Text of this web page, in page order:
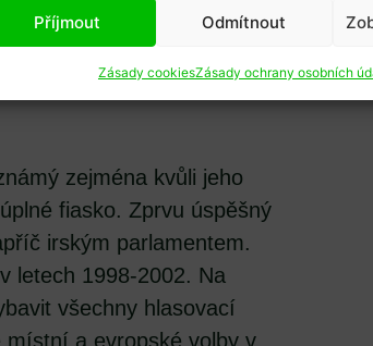
Příjmout Odmítnout
Zásady cookiesZásady ochrany osobních
DRE systém). Paradoxem
hlasování byl považován za
zejména kvůli jeho
fiasko. Zprvu úspěšný
irským parlamentem.
letech 1998-2002. Na
všechny hlasovací
a evropské volby v